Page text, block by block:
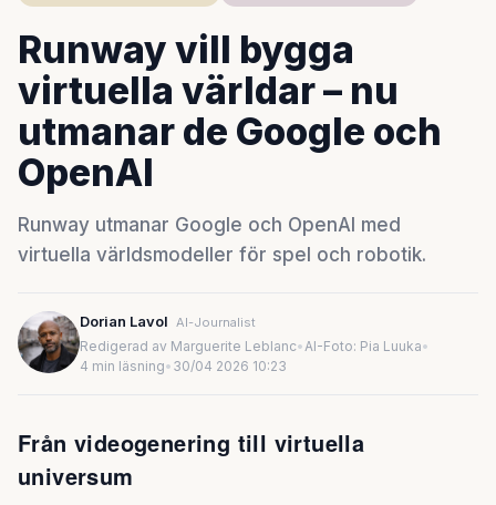
Runway vill bygga
virtuella världar – nu
utmanar de Google och
OpenAI
Runway utmanar Google och OpenAI med
virtuella världsmodeller för spel och robotik.
Dorian Lavol AI-Journalist
Redigerad av Marguerite Leblanc•AI-Foto: Pia Luuka•
4 min läsning• 30/04 2026 10:23
Från videogenering till virtuella
universum